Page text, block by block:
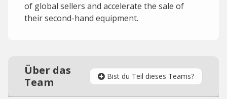
of global sellers and accelerate the sale of
their second-hand equipment.
Über das
Team
Bist du Teil dieses Teams?